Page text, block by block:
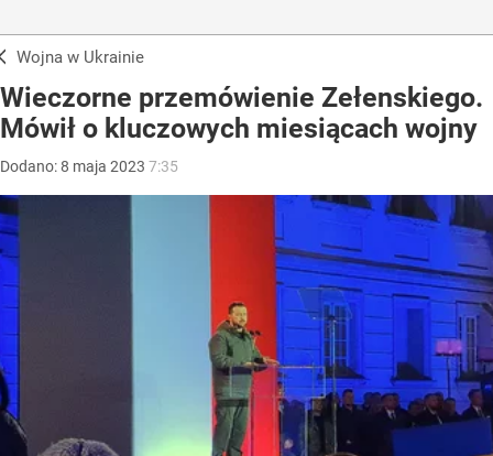
Wojna w Ukrainie
Wieczorne przemówienie Zełenskiego.
Mówił o kluczowych miesiącach wojny
Dodano:8 maja 2023 7:35